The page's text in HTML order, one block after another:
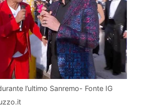
l’ultimo Sanremo- Fonte IG